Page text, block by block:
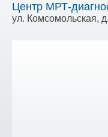
Центр МРТ-
ул. Комсомольская,